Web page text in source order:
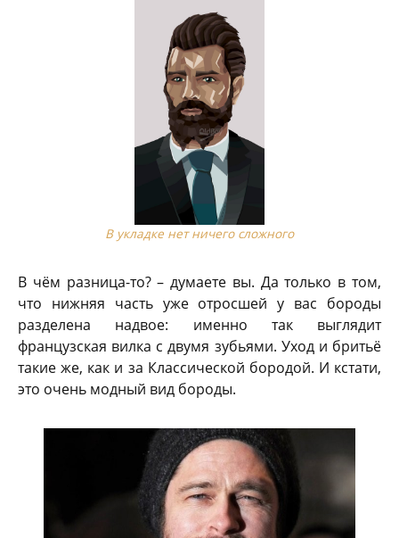
В укладке нет ничего сложного
В чём разница-то? – думаете вы. Да только в том,
что нижняя часть уже отросшей у вас бороды
разделена надвое: именно так выглядит
французская вилка с двумя зубьями. Уход и бритьё
такие же, как и за Классической бородой. И кстати,
это очень модный вид бороды.